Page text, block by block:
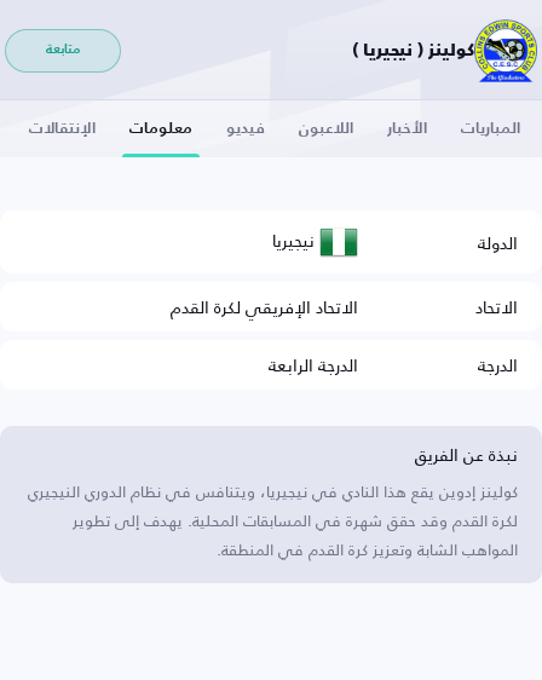
كولينز ( نيجيريا ) متابعة
المباريات الأخبار اللاعبون فيديو معلومات الإنتقالات
الدولة نيجيريا
الاتحاد
الاتحاد الإفريقي لكرة القدم
الدرجة
الدرجة الرابعة
نبذة عن الفريق
كولينز إدوين يقع هذا النادي في نيجيريا، ويتنافس في نظام الدوري النيجيري
لكرة القدم وقد حقق شهرة في المسابقات المحلية. يهدف إلى تطوير
المواهب الشابة وتعزيز كرة القدم في المنطقة.